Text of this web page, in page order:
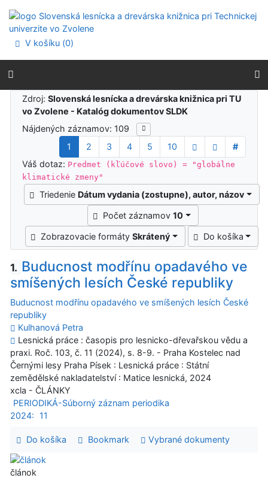
Prejsť na menu
Prehlásenie o webovej prístupnosti
V košíku (0)
Výsledky vyhľadávania
Zdroj:Slovenská lesnícka a drevárska knižnica pri TU
vo Zvolene - Katalóg dokumentov SLDK
Nájdených záznamov: 109
1
2 3 4 5 10
#
Váš dotaz: Predmet (kľúčové slovo) = "globálne
klimatické zmeny"
Triedenie Dátum vydania (zostupne), autor, názov
Počet záznamov10
Zobrazovacie formátySkrátený Do košíka
1. Buducnost modřínu opadavého ve
smíšených lesích České republiky
Buducnost modřínu opadavého ve smíšených lesích České
republiky
Kulhanová Petra
Lesnická práce : časopis pro lesnicko-dřevařskou vědu a
praxi. Roč. 103, č. 11 (2024), s. 8-9. - Praha Kostelec nad
Černými lesy Praha Písek : Lesnická práce : Státní
zemědělské nakladatelství : Matice lesnická, 2024
xcla - ČLÁNKY
PERIODIKÁ-Súborný záznam periodika
2024:
11
Do košíka Bookmark Vybrané dokumenty
článok